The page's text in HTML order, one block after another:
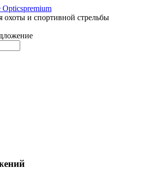
охоты и спортивной стрельбы